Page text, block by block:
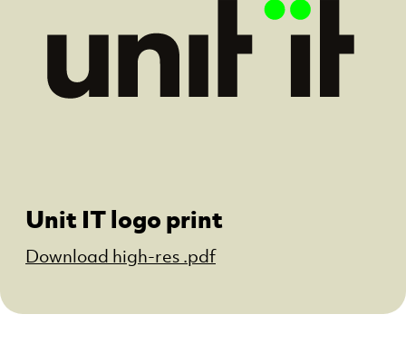
Unit IT logo print
Download high-res .pdf